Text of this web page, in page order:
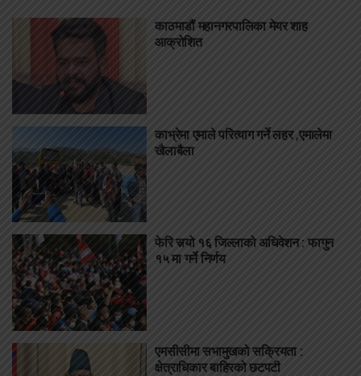
काठमाडौं महानगरपालिका मेयर शाह
आक्रोशित
काभ्रेमा एमाले परित्याग गर्ने लहर ,एमालेमा
खैलाबैला
फेरि सर्‍यो १६ जिल्लाको अधिवेशन : फागुन
१५ मा गर्ने निर्णय
एमसीसीमा सभामुखको सक्रियता :
क्षेत्राधिकार बाहिरको छटपटी